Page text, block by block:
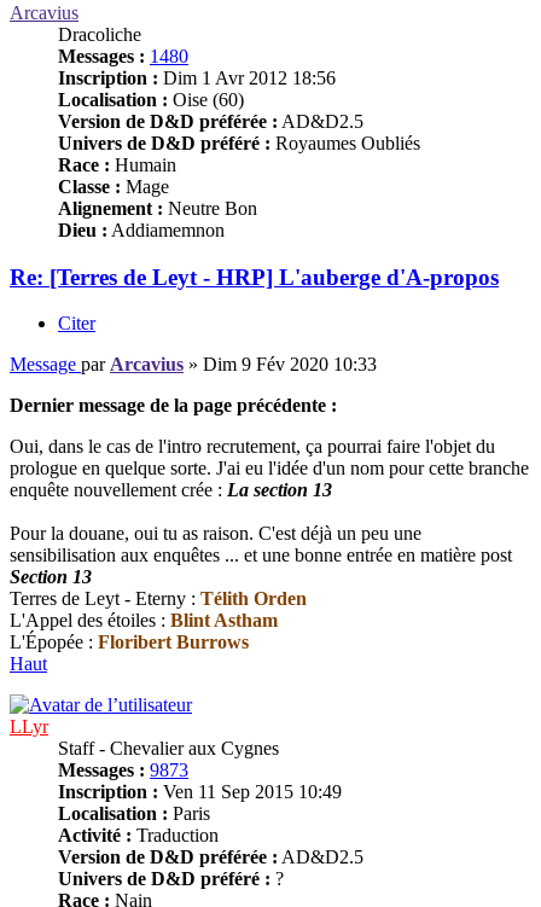
Arcavius
Dracoliche
Messages : 1480
Inscription : Dim 1 Avr 2012 18:56
Localisation : Oise (60)
Version de D&D préférée : AD&D2.5
Univers de D&D préféré : Royaumes Oubliés
Race : Humain
Classe : Mage
Alignement : Neutre Bon
Dieu : Addiamemnon
Re: [Terres de Leyt - HRP] L'auberge d'A-propos
Citer
Message par Arcavius » Dim 9 Fév 2020 10:33
Dernier message de la page précédente :
Oui, dans le cas de l'intro recrutement, ça pourrai faire l'objet du
prologue en quelque sorte. J'ai eu l'idée d'un nom pour cette branche
enquête nouvellement crée : La section 13
Pour la douane, oui tu as raison. C'est déjà un peu une
sensibilisation aux enquêtes ... et une bonne entrée en matière post
Section 13
Terres de Leyt - Eterny : Télith Orden
L'Appel des étoiles : Blint Astham
L'Épopée : Floribert Burrows
Haut
LLyr
Staff - Chevalier aux Cygnes
Messages : 9873
Inscription : Ven 11 Sep 2015 10:49
Localisation : Paris
Activité : Traduction
Version de D&D préférée : AD&D2.5
Univers de D&D préféré : ?
Race : Nain